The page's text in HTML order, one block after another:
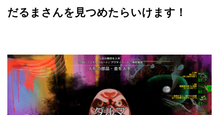
だるまさんを見つめたらいけます！